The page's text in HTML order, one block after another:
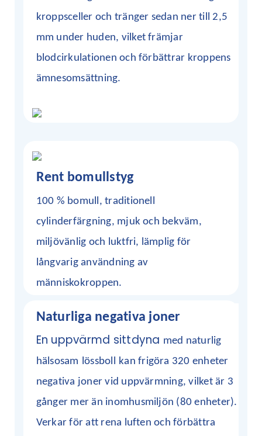
kroppsceller och tränger sedan ner till 2,5
mm under huden, vilket främjar
blodcirkulationen och förbättrar kroppens
ämnesomsättning.
Rent bomullstyg
100 % bomull, traditionell
cylinderfärgning, mjuk och bekväm,
miljövänlig och luktfri, lämplig för
långvarig användning av
människokroppen.
Naturliga negativa joner
En uppvärmd sittdyna med naturlig
hälsosam lössboll
kan frigöra 320 enheter
negativa joner vid uppvärmning, vilket är 3
gånger mer än inomhusmiljön (80 enheter).
Verkar för att rena luften och förbättra